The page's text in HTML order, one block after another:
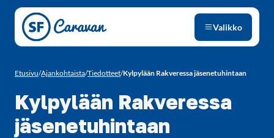
Siirry sivun sisältöön
Valikko
Etusivu/Ajankohtaista/Tiedotteet/Kylpylään Rakveressa jäsenetuhintaan
Kylpylään Rakveressa
jäsenetuhintaan